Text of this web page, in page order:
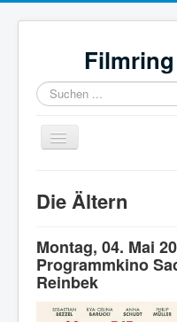
Suchen
...
Navigation
an/aus
Gezeigte Filme
Anfahrt
Preise
Mitglied werden
Die Ältern
Montag, 04. Mai
Programmkino
Reinbek